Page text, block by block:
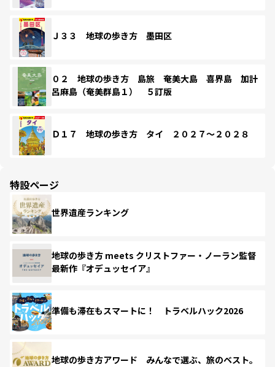
Ｊ３３ 地球の歩き方 墨田区
０２ 地球の歩き方 島旅 奄美大島 喜界島 加計
呂麻島（奄美群島１） ５訂版
Ｄ１７ 地球の歩き方 タイ ２０２７～２０２８
特設ページ
世界遺産ランキング
地球の歩き方 meets クリストファー・ノーラン監督
最新作『オデュッセイア』
準備も滞在もスマートに！ トラベルハック2026
地球の歩き方アワード みんなで選ぶ、旅のベスト。